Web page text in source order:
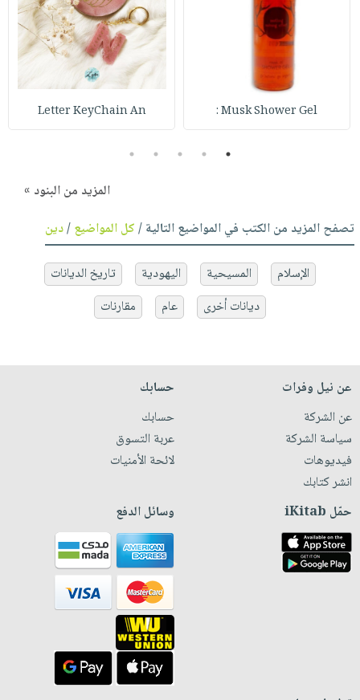
Musk Shower Gel :
Letter KeyChain An
1
2
3
4
5
المزيد من البنود »
تصفح المزيد من الكتب في المواضيع التالية /كل المواضيع/دين
الإسلام المسيحية اليهودية
تاريخ الديانات
ديانات أخرى
عام مقارنات
عن نيل وفرات
عن الشركة
سياسة الشركة
فيديوهات
انشر كتابك
حسابك
حسابك
عربة التسوق
لائحة الأمنيات
حمّل iKitab وسائل الدفع